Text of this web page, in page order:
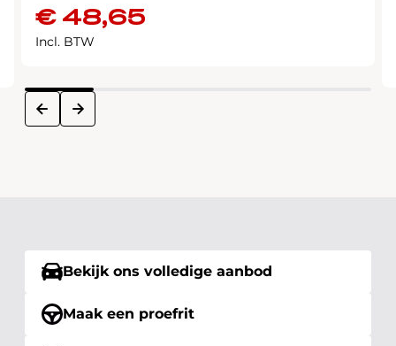
€48,65
Incl. BTW
prev next
Bekijk ons volledige aanbod
Maak een proefrit